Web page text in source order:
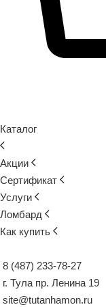
Каталог
Акции
Сертификат
Услуги
Ломбард
Как купить
8 (487) 233-78-27
г. Тула пр. Ленина 19
site@tutanhamon.ru